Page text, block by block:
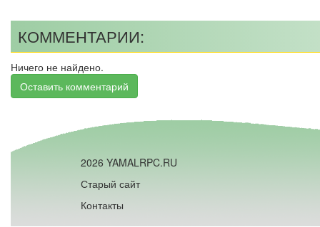
КОММЕНТАРИИ:
Ничего не найдено.
Оставить комментарий
2026 YAMALRPC.RU
Старый сайт
Контакты